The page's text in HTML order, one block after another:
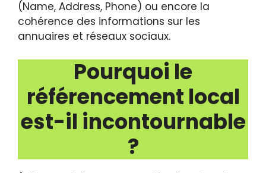
(Name, Address, Phone) ou encore la
cohérence des informations sur les
annuaires et réseaux sociaux.
Pourquoi le
référencement local
est-il incontournable
?